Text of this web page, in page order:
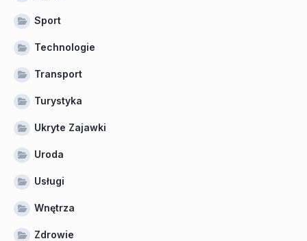
Sport
Technologie
Transport
Turystyka
Ukryte Zajawki
Uroda
Usługi
Wnętrza
Zdrowie